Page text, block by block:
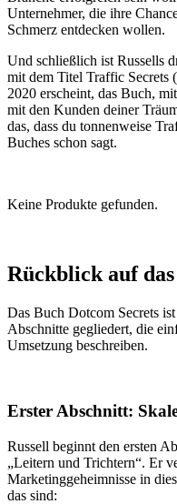
Unternehmer, die ihre
Schmerz entdecken wollen.
Und schließlich ist Russells
mit dem Titel Traffic Secrets
2020 erscheint, das Buch,
mit den Kunden deiner
das, dass du tonnenweise
Buches schon sagt.
Keine Produkte gefunden.
Rückblick auf
Das Buch Dotcom Secrets
Abschnitte gegliedert, die
Umsetzung beschreiben.
Erster Abschnitt:
Russell beginnt den ersten
„Leitern und Trichtern“. Er
Marketinggeheimnisse in
das sind: